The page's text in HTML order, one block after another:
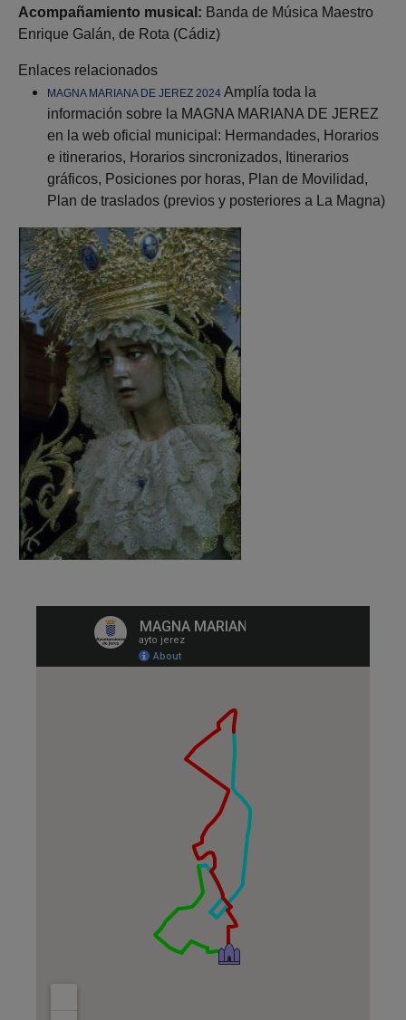
Acompañamiento musical: Banda de Música Maestro
Enrique Galán, de Rota (Cádiz)
Enlaces relacionados
MAGNA MARIANA DE JEREZ 2024 Amplía toda la
información sobre la MAGNA MARIANA DE JEREZ
en la web oficial municipal: Hermandades, Horarios
e itinerarios, Horarios sincronizados, Itinerarios
gráficos, Posiciones por horas, Plan de Movilidad,
Plan de traslados (previos y posteriores a La Magna)